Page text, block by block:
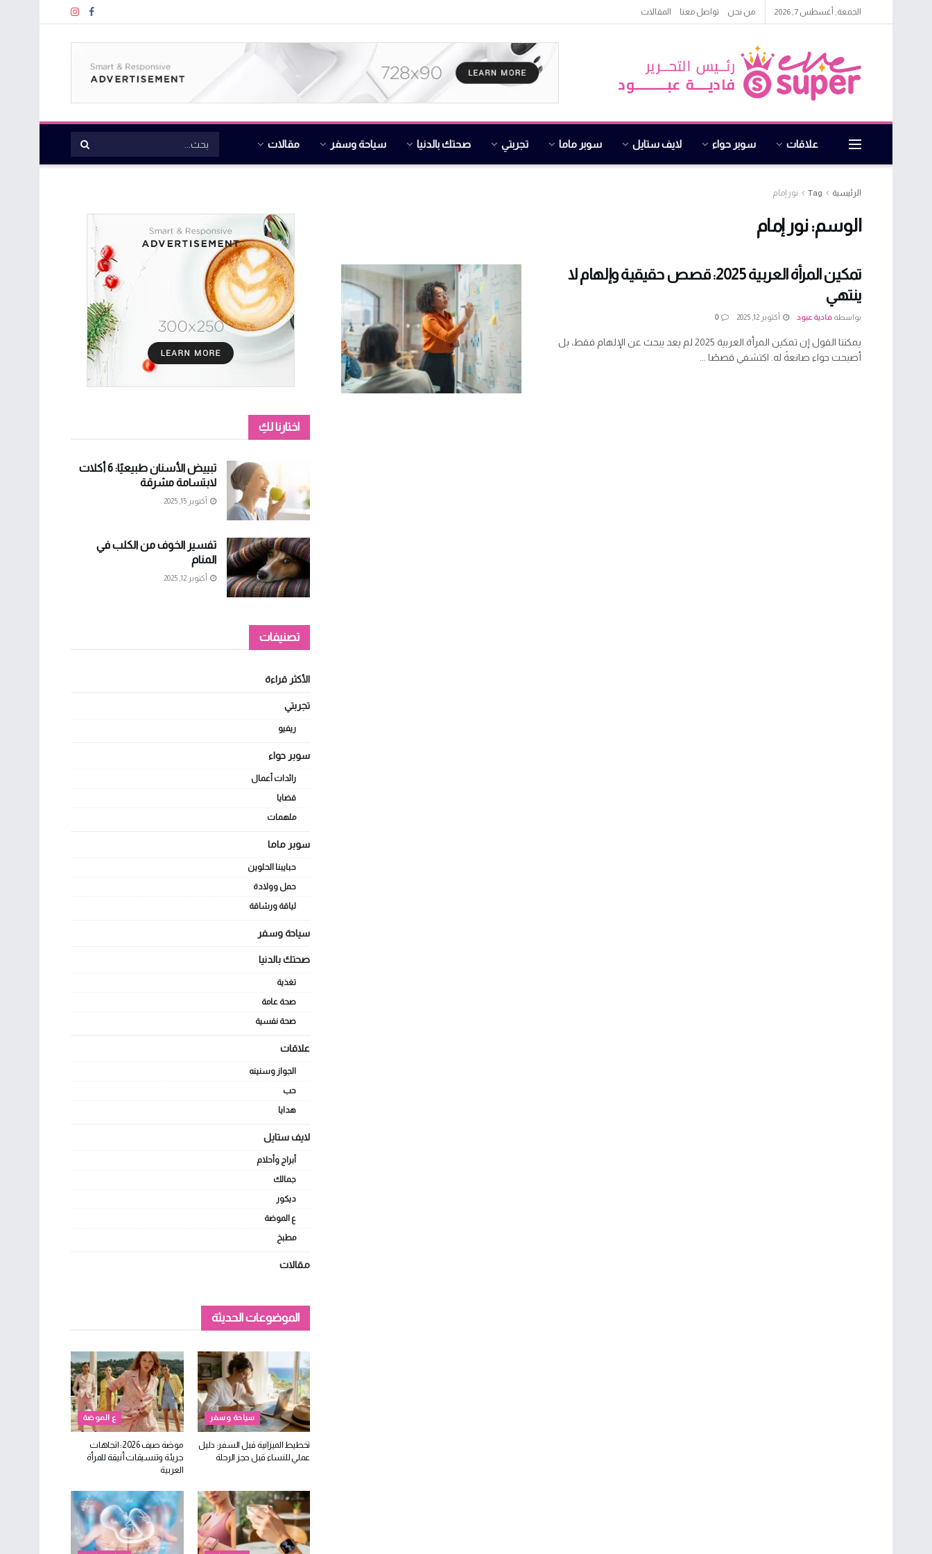
الجمعة, أغسطس 7, 2026 من نحن تواصل معنا المقالات
علاقات سوبر حواء لايف ستايل سوبر ماما تجربتي صحتك بالدنيا سياحة وسفر مقالات
الرئيسية Tag نور إمام
الوسم:نور إمام
تمكين المرأة العربية 2025: قصص حقيقية وإلهام لا
ينتهي
بواسطة فادية عبود أكتوبر 12, 2025 0
يمكننا القول إن تمكين المرأة العربية 2025 لم يعد يبحث عن الإلهام فقط، بل
أصبحت حواء صانعةً له. اكتشفي قصصًا ...
اختارنا لكِ
تبييض الأسنان طبيعيًا: 6 أكلات
لابتسامة مشرقة
أكتوبر 15, 2025
تفسير الخوف من الكلب في
المنام
أكتوبر 12, 2025
تصنيفات
الأكثر قراءة
تجربتي
ريفيو
سوبر حواء
رائدات أعمال
قضايا
ملهمات
سوبر ماما
حبايبنا الحلوين
حمل وولادة
لياقة ورشاقة
سياحة وسفر
صحتك بالدنيا
تغذية
صحة عامة
صحة نفسية
علاقات
الجواز وسنينه
حب
هدايا
لايف ستايل
أبراج وأحلام
جمالك
ديكور
ع الموضة
مطبخ
مقالات
الموضوعات الحديثة
سياحة وسفر
تخطيط الميزانية قبل السفر: دليل
عملي للنساء قبل حجز الرحلة
ع الموضة
موضة صيف 2026: اتجاهات
جريئة وتنسيقات أنيقة للمرأة
العربية